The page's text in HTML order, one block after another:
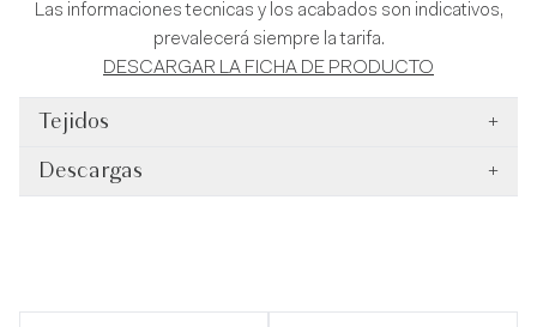
Las informaciones tecnicas y los acabados son indicativos,
prevalecerá siempre la tarifa.
DESCARGAR LA FICHA DE PRODUCTO
Tejidos +
Descargas +